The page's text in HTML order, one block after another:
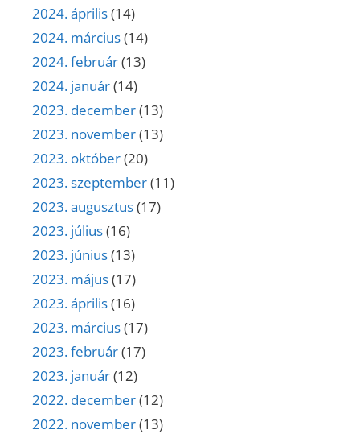
2024. április(14)
2024. március(14)
2024. február(13)
2024. január(14)
2023. december(13)
2023. november(13)
2023. október(20)
2023. szeptember(11)
2023. augusztus(17)
2023. július(16)
2023. június(13)
2023. május(17)
2023. április(16)
2023. március(17)
2023. február(17)
2023. január(12)
2022. december(12)
2022. november(13)